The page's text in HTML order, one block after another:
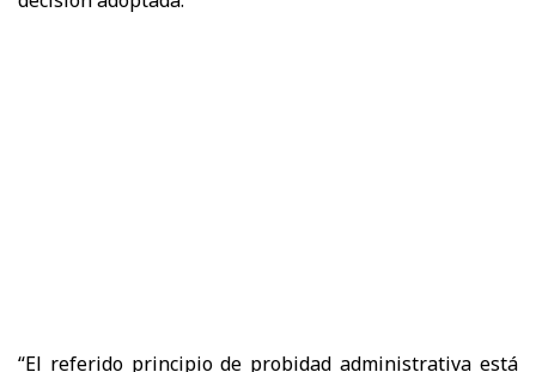
“El referido principio de probidad administrativa está